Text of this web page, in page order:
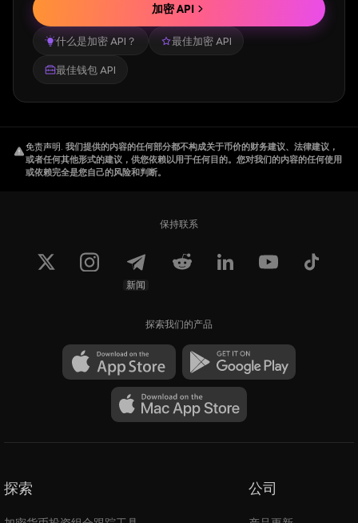
什么是加密 API？ 最佳加密 API
最佳钱包 API
加密 API
免责声明. 我们提供的内容的任何部分都不构成关于币价的财务建议、法律建议，
或者任何其他形式的建议，供您依赖以用于任何目的。您对我们的内容的任何使用
或依赖完全是您自己的风险和判断。
保持联系
新闻
探索我们的产品
探索 公司